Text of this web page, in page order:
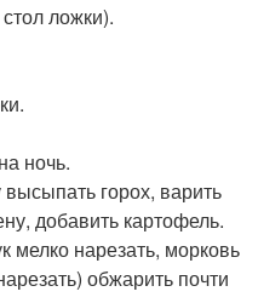
ложки).
ночь.
горох, варить
добавить картофель.
мелко нарезать, морковь
обжарить почти